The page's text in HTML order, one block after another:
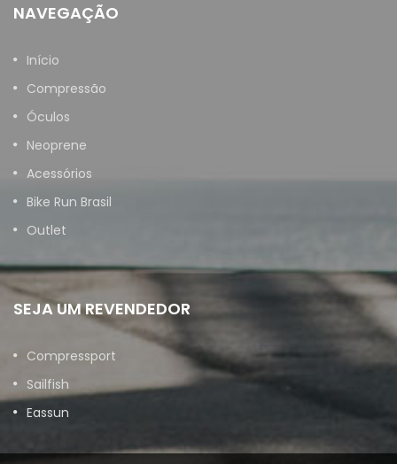
NAVEGAÇÃO
Início
Compressão
Óculos
Neoprene
Acessórios
Bike Run Brasil
Outlet
SEJA UM REVENDEDOR
Compressport
Sailfish
Eassun